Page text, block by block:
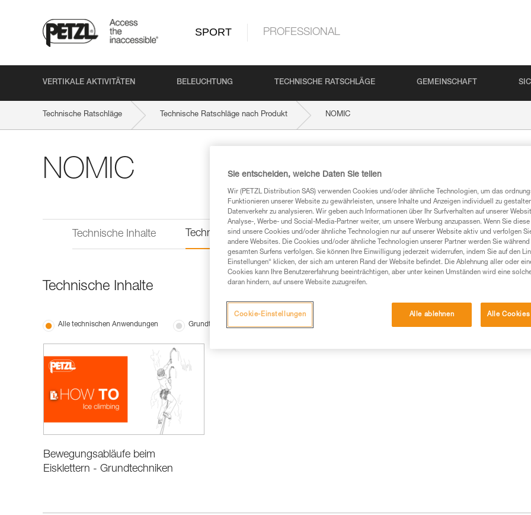
SPORT PROFESSIONAL
VERTIKALE AKTIVITÄTEN BELEUCHTUNG TECHNISCHE RATSCHLÄGE GEMEINSCHAFT
Technische Ratschläge Technische Ratschläge nach Produkt NOMIC
NOMIC
Technische Inhalte Technische Informationen
Technische Inhalte
Alle technischen Anwendungen Grundtechniken
Bewegungsabläufe beim
Eisklettern - Grundtechniken
Sie entscheiden, welche Daten Sie teilen
Wir (PETZL Distribution SAS) verwenden Cookies und/oder ähnliche Technologien, um das
Funktionieren unserer Website zu gewährleisten, unsere Inhalte und Anzeigen individuell zu
Datenverkehr zu analysieren. Wir geben auch Informationen über Ihr Surfverhalten auf unserer
Analyse-, Werbe- und Social-Media-Partner weiter, um unsere Werbung anzupassen. Wenn Sie
sind unsere Cookies und/oder ähnliche Technologien nur auf unserer Website aktiv und verfolgen
andere Websites. Die Cookies und/oder ähnliche Technologien unserer Partner werden Sie während
gesamten Surfens verfolgen. Sie können Ihre Einwilligung jederzeit widerrufen, indem Sie auf den
Einstellungen“ klicken, der sich am unteren Rand der Website befindet. Die Ablehnung aller oder
Cookies kann Ihre Benutzererfahrung beeinträchtigen, aber unter keinen Umständen wird eine
daran hindern, auf unsere Website zuzugreifen.
Alle ablehnen Alle
Cookie-Einstellungen